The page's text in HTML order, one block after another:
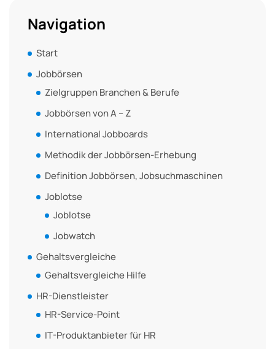
Navigation
Start
Jobbörsen
Zielgruppen Branchen & Berufe
Jobbörsen von A – Z
International Jobboards
Methodik der Jobbörsen-Erhebung
Definition Jobbörsen, Jobsuchmaschinen
Joblotse
Joblotse
Jobwatch
Gehaltsvergleiche
Gehaltsvergleiche Hilfe
HR-Dienstleister
HR-Service-Point
IT-Produktanbieter für HR